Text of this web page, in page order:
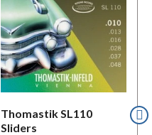
Thomastik SL110
Sliders